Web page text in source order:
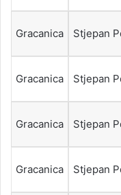
Gracanica Stjepan
Gracanica Stjepan
Gracanica Stjepan
Gracanica Stjepan